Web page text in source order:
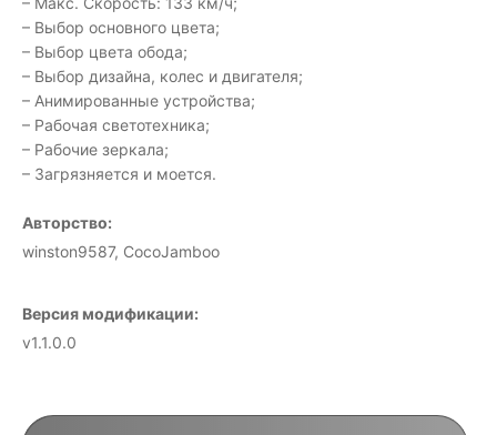
– Выбор основного цвета;
– Выбор цвета обода;
– Выбор дизайна, колес и двигателя;
– Анимированные устройства;
– Рабочая светотехника;
– Рабочие зеркала;
– Загрязняется и моется.
Авторство:
winston9587, CocoJamboo
Версия модификации:
v1.1.0.0